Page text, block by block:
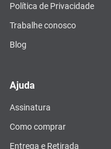
Política de Privacidade
Trabalhe conosco
Blog
Ajuda
Assinatura
Como comprar
Entrega e Retirada